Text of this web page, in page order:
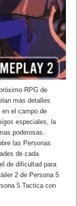
RPG de
más detalles
el campo de
especiales, la
poderosas.
las Personas
de cada
de dificultad para
2 de Persona 5
5 Tactica con